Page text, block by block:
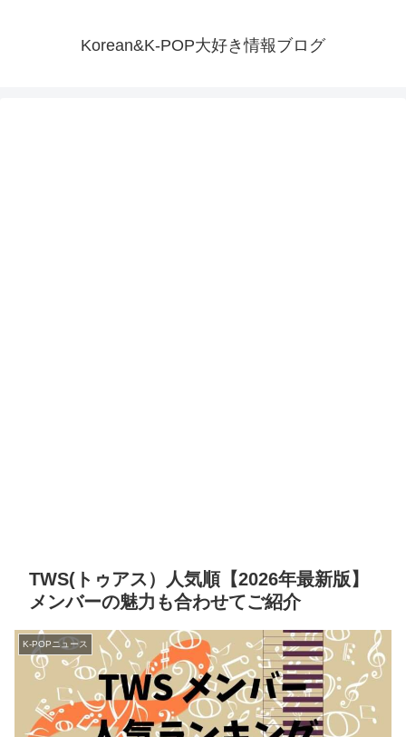
Korean&K-POP大好き情報ブログ
TWS(トゥアス）人気順【2026年最新版】
メンバーの魅力も合わせてご紹介
K-POPニュース